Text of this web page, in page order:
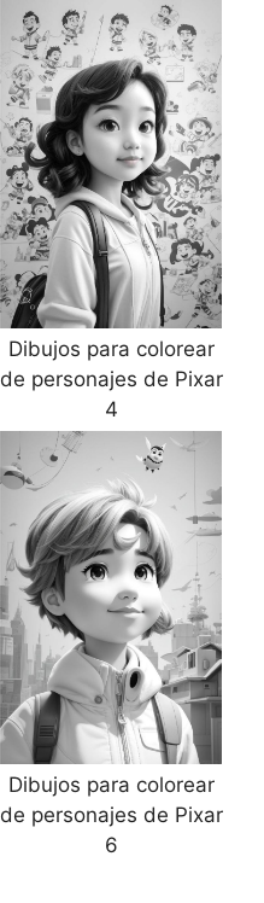
Dibujos para colorear
de personajes de Pixar
4
Dibujos para colorear
de personajes de Pixar
6